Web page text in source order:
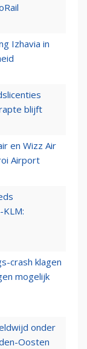
Izhavia in
blijft
en Wizz Air
Airport
crash klagen
mogelijk
onder
Oosten